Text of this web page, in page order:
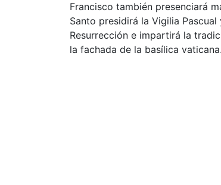
Francisco también presenciará
Santo presidirá la Vigilia
Resurrección e impartirá la
la fachada de la basílica vaticana.